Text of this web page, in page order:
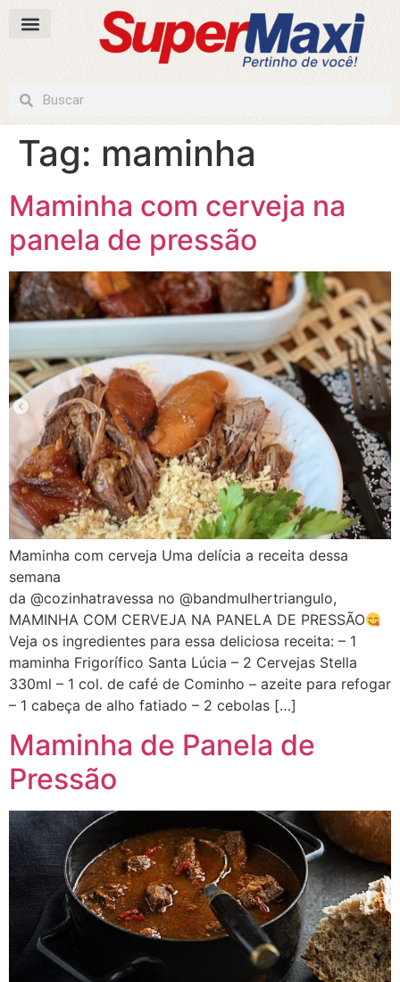
Tag: maminha
Maminha com cerveja na
panela de pressão
Maminha com cerveja Uma delícia a receita dessa
semana
da @cozinhatravessa no @bandmulhertriangulo,
MAMINHA COM CERVEJA NA PANELA DE PRESSÃO
Veja os ingredientes para essa deliciosa receita: – 1
maminha Frigorífico Santa Lúcia – 2 Cervejas Stella
330ml – 1 col. de café de Cominho – azeite para refogar
– 1 cabeça de alho fatiado – 2 cebolas […]
Maminha de Panela de
Pressão